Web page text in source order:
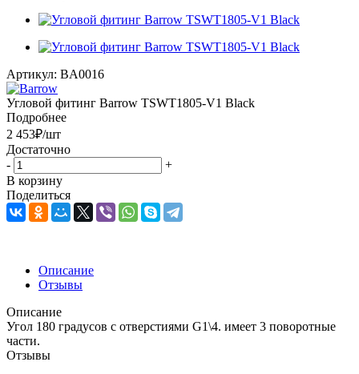
Артикул: BA0016
Угловой фитинг Barrow TSWT1805-V1 Black
Подробнее
2 453₽/шт
Достаточно
-
+
В корзину
Поделиться
Описание
Отзывы
Описание
Угол 180 градусов с отверстиями G1\4. имеет 3 поворотные
части.
Отзывы